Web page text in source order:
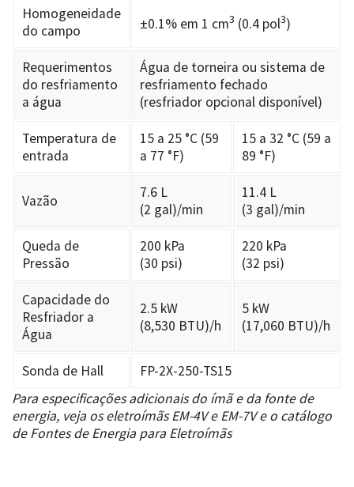
Homogeneidade
do campo
±0.1% em 1 cm3 (0.4 pol3)
Requerimentos
do resfriamento
a água
Água de torneira ou sistema de
resfriamento fechado
(resfriador opcional disponível)
Temperatura de
entrada
15 a 25 °C (59
a 77 °F)
15 a 32 °C (59 a
89 °F)
Vazão
7.6 L
(2 gal)/min
11.4 L
(3 gal)/min
Queda de
Pressão
200 kPa
(30 psi)
220 kPa
(32 psi)
Capacidade do
Resfriador a
Água
2.5 kW
(8,530 BTU)/h
5 kW
(17,060 BTU)/h
Sonda de Hall
FP-2X-250-TS15
Para especificações adicionais do ímã e da fonte de
energia, veja os eletroímãs EM-4V e EM-7V e o catálogo
de Fontes de Energia para Eletroímãs